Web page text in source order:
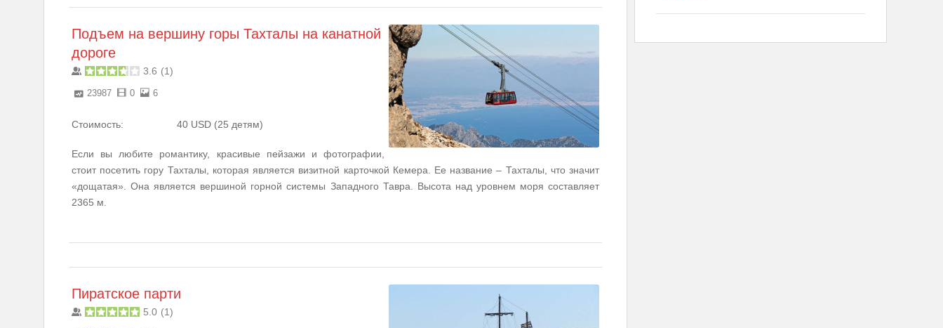
Подъем на вершину горы Тахталы на канатной
дороге
3.6 (1)
23987 0 6
Стоимость: 40 USD (25 детям)
Если вы любите романтику, красивые пейзажи и фотографии,
стоит посетить гору Тахталы, которая является визитной карточкой Кемера. Ее название – Тахталы, что значит
«дощатая». Она является вершиной горной системы Западного Тавра. Высота над уровнем моря составляет
2365 м.
Пиратское парти
5.0 (1)